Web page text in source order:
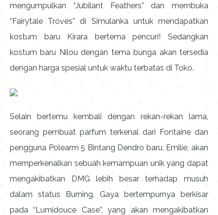
mengumpulkan “Jubilant Feathers” dan membuka
“Fairytale Troves” di Simulanka untuk mendapatkan
kostum baru Kirara bertema pencuri! Sedangkan
kostum baru Nilou dengan tema bunga akan tersedia
dengan harga spesial untuk waktu terbatas di Toko.
Selain bertemu kembali dengan rekan-rekan lama,
seorang pembuat parfum terkenal dari Fontaine dan
pengguna Polearm 5 Bintang Dendro baru, Emilie, akan
memperkenalkan sebuah kemampuan unik yang dapat
mengakibatkan DMG lebih besar terhadap musuh
dalam status Burning. Gaya bertempurnya berkisar
pada “Lumidouce Case”, yang akan mengakibatkan